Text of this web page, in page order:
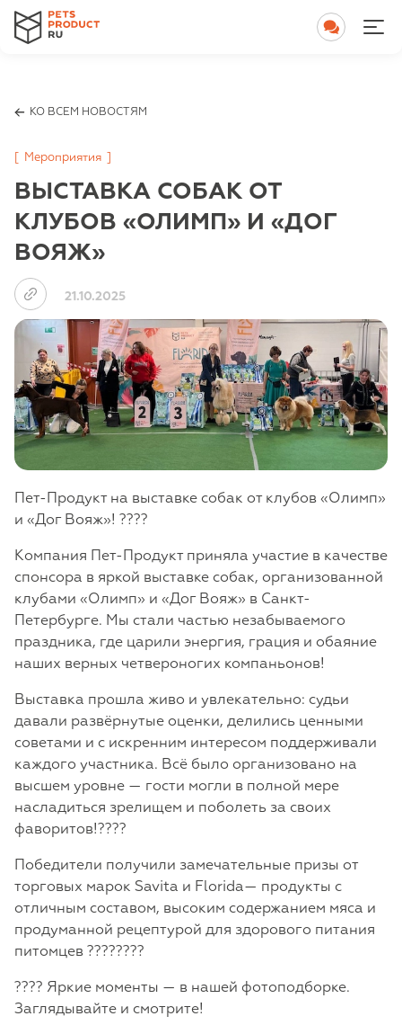
КО ВСЕМ НОВОСТЯМ
Мероприятия
ВЫСТАВКА СОБАК ОТ
КЛУБОВ «ОЛИМП» И «ДОГ
ВОЯЖ»
21.10.2025
Пет-Продукт на выставке собак от клубов «Олимп»
и «Дог Вояж»! ????
Компания Пет-Продукт приняла участие в качестве
спонсора в яркой выставке собак, организованной
клубами «Олимп» и «Дог Вояж» в Санкт-
Петербурге. Мы стали частью незабываемого
праздника, где царили энергия, грация и обаяние
наших верных четвероногих компаньонов!
Выставка прошла живо и увлекательно: судьи
давали развёрнутые оценки, делились ценными
советами и с искренним интересом поддерживали
каждого участника. Всё было организовано на
высшем уровне — гости могли в полной мере
насладиться зрелищем и поболеть за своих
фаворитов!????
Победители получили замечательные призы от
торговых марок Savita и Florida— продукты с
отличным составом, высоким содержанием мяса и
продуманной рецептурой для здорового питания
питомцев ????????
???? Яркие моменты — в нашей фотоподборке.
Заглядывайте и смотрите!